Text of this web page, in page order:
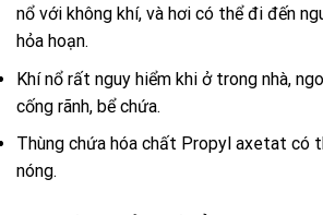
nổ với không khí, và hơi có thể đi đến
hỏa hoạn.
Khí nổ rất nguy hiểm khi ở trong nhà,
cống rãnh, bể chứa.
Thùng chứa hóa chất Propyl axetat có
nóng.